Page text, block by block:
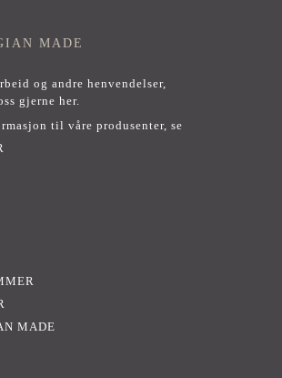
MADE
og andre henvendelser,
gjerne her.
til våre produsenter, se
MADE